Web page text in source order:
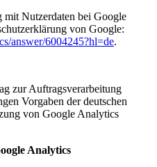
Nutzerdaten bei Google
von Google:
answer/6004245?hl=de.
zur Auftragsverarbeitung
Vorgaben der deutschen
von Google Analytics
Analytics